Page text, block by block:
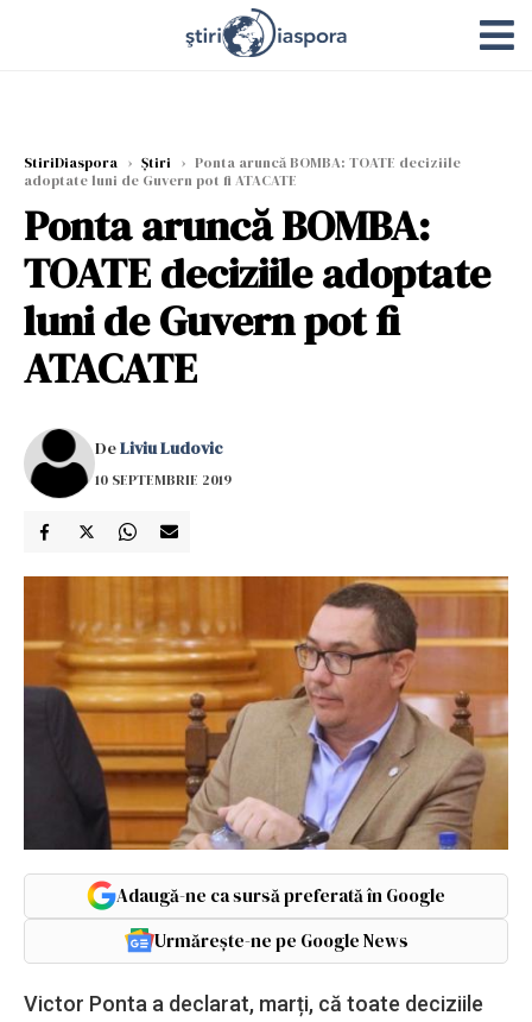
StiriDiaspora › Știri › Ponta aruncă BOMBA: TOATE deciziile
adoptate luni de Guvern pot fi ATACATE
Ponta aruncă BOMBA:
TOATE deciziile adoptate
luni de Guvern pot fi
ATACATE
DeLiviu Ludovic
10 SEPTEMBRIE 2019
Adaugă-ne ca sursă preferată în Google
Urmărește-ne pe Google News
Victor Ponta a declarat, marți, că toate deciziile